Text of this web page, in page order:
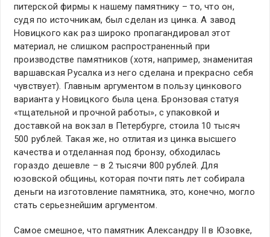
питерской фирмы к нашему памятнику – то, что он,
судя по источникам, был сделан из цинка. А завод
Новицкого как раз широко пропагандировал этот
материал, не слишком распространенный при
производстве памятников (хотя, например, знаменитая
варшавская Русалка из него сделана и прекрасно себя
чувствует). Главным аргументом в пользу цинкового
варианта у Новицкого была цена. Бронзовая статуя
«тщательной и прочной работы», с упаковкой и
доставкой на вокзал в Петербурге, стоила 10 тысяч
500 рублей. Такая же, но отлитая из цинка высшего
качества и отделанная под бронзу, обходилась
гораздо дешевле – в 2 тысячи 800 рублей. Для
юзовской общины, которая почти пять лет собирала
деньги на изготовление памятника, это, конечно, могло
стать серьезнейшим аргументом.
Самое смешное, что памятник Александру II в Юзовке,